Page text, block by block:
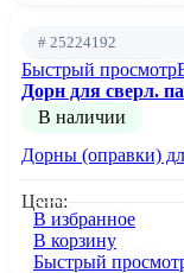
# 25224192
Быстрый просмотр
Дорн для сверл.
В наличии
Дорны (оправки)
Цена:
В избранное
В корзину
Быстрый